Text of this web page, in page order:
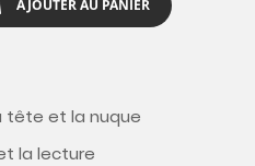
AJOUTER AU PANIER
tête et la nuque
la lecture